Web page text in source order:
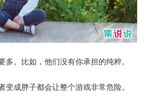
。比如，他们没有你承担的纯粹。
成胖子都会让整个游戏非常危险。